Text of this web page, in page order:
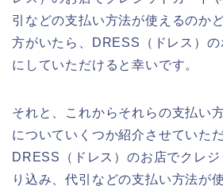
引などの支払い方法が使えるのか
方がいたら、DRESS（ドレス）
にしていただけると幸いです。
それと、これからそれらの支払い
についていくつか紹介させていた
DRESS（ドレス）のお店でクレ
り込み、代引などの支払い方法が